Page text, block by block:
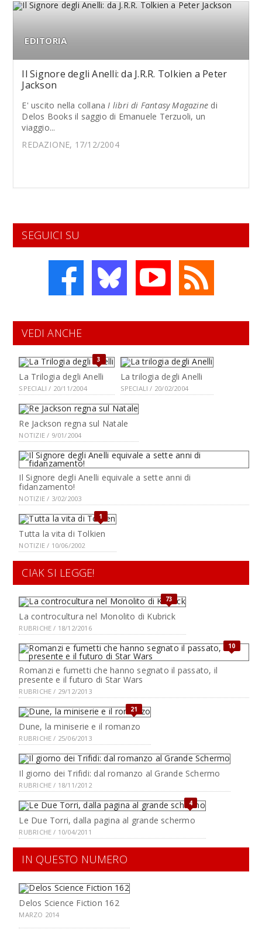
EDITORIA
Il Signore degli Anelli: da J.R.R. Tolkien a Peter
Jackson
E' uscito nella collanaI libri di Fantasy Magazine di
Delos Books il saggio di Emanuele Terzuoli, un
viaggio...
REDAZIONE, 17/12/2004
SEGUICI SU
VEDI ANCHE
3
La Trilogia degli Anelli
SPECIALI / 20/11/2004
La trilogia degli Anelli
SPECIALI / 20/02/2004
Re Jackson regna sul Natale
NOTIZIE / 9/01/2004
Il Signore degli Anelli equivale a sette anni di
fidanzamento!
NOTIZIE / 3/02/2003
1
Tutta la vita di Tolkien
NOTIZIE / 10/06/2002
CIAK SI LEGGE!
73
La controcultura nel Monolito di Kubrick
RUBRICHE / 18/12/2016
10
Romanzi e fumetti che hanno segnato il passato, il
presente e il futuro di Star Wars
RUBRICHE / 29/12/2013
21
Dune, la miniserie e il romanzo
RUBRICHE / 25/06/2013
Il giorno dei Trifidi: dal romanzo al Grande Schermo
RUBRICHE / 18/11/2012
4
Le Due Torri, dalla pagina al grande schermo
RUBRICHE / 10/04/2011
IN QUESTO NUMERO
Delos Science Fiction 162
MARZO 2014